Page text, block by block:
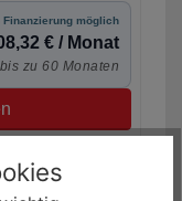
Finanzierung möglich
€ / Monat
zu 60 Monaten